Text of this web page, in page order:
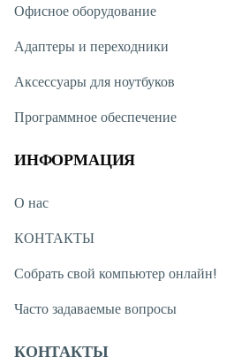
Офисное оборудование
Адаптеры и переходники
Аксессуары для ноутбуков
Программное обеспечение
ИНФОРМАЦИЯ
О нас
КОНТАКТЫ
Собрать свой компьютер онлайн!
Часто задаваемые вопросы
КОНТАКТЫ